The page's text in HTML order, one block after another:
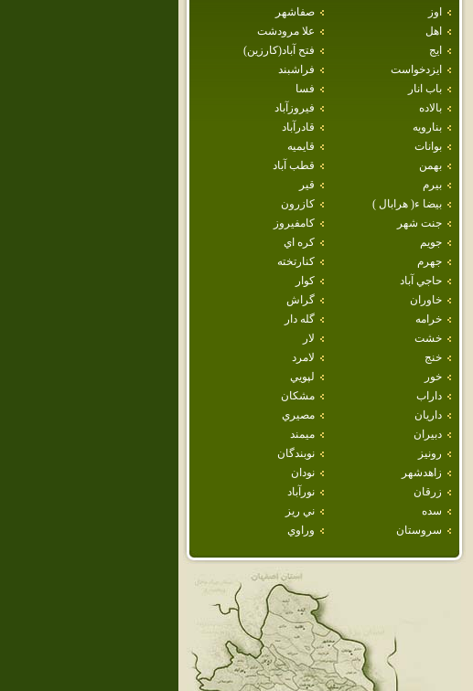
اوز
صفاشهر
اهل
علا مرودشت
ايج
فتح آباد(كارزين)
ايزدخواست
فراشبند
باب انار
فسا
بالاده
فيروزآباد
بنارويه
قادرآباد
بوانات
قايميه
بهمن
قطب آباد
بيرم
قير
بيضا ء( هرابال )
كازرون
جنت شهر
كامفيروز
جويم
كره اي
جهرم
كنارتخته
حاجي آباد
كوار
خاوران
گراش
خرامه
گله دار
خشت
لار
خنج
لامرد
خور
لپويي
داراب
مشكان
داريان
مصيري
دبيران
ميمند
رونيز
نوبندگان
زاهدشهر
نودان
زرقان
نورآباد
سده
ني ريز
سروستان
وراوي